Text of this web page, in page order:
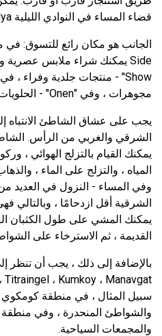
قضاء المساء في النوادي الليلية Alya و Apollo و Lighthouse.
مجوهرات ، وفي "Onen" - الحلويات الشرقية و التوابل.
يجب على عشاق الشاطئ الانتباه
الشرقي والغربي من الرأس.
يمكنك القيام بالتزلج الهوائي ،
المياه ، والتزلج على الماء ،
وفي المساء - النزول في العديد
الشرقية أقل ازدحامًا ، وبالتالي
يمكنك المشي على طول الكثبان
القديمة ، ثم الاسترخاء على
سبيل المثال ، في منطقة كومكوي
والشواطئ المنحدرة ، وفي منطقة
والمجمعات السياحية.